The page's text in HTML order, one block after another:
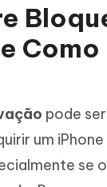
Como
pode
um iPhone
se